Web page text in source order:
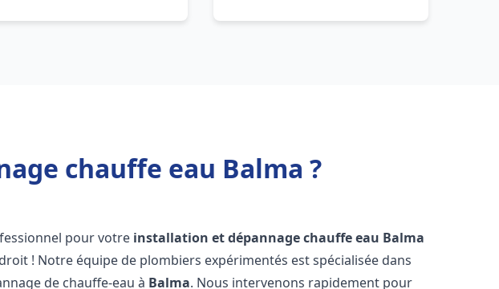
chauffe eau Balma ?
pour votre installation et dépannage chauffe eau Balma
! Notre équipe de plombiers expérimentés est spécialisée dans
de chauffe-eau à Balma. Nous intervenons rapidement pour